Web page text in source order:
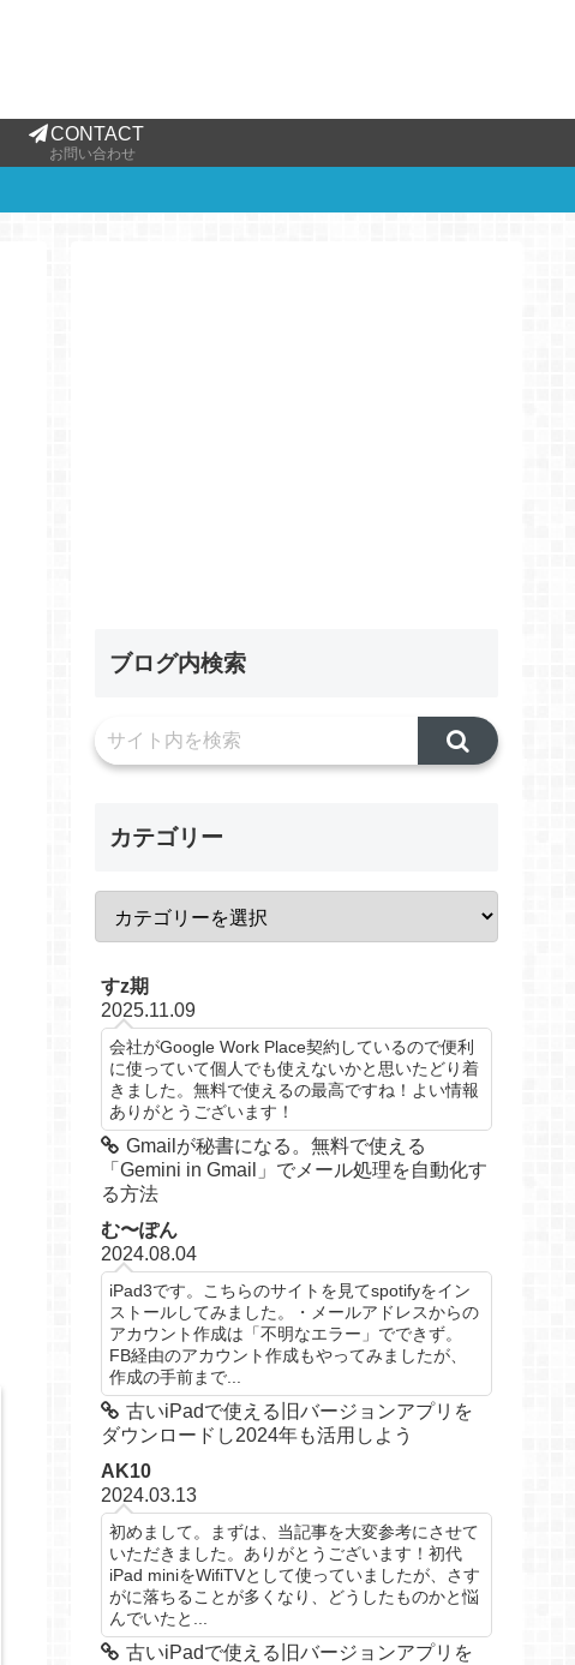
CONTACT
お問い合わせ
ブログ内検索
カテゴリー
すz期
2025.11.09
会社がGoogle Work Place契約しているので便利
に使っていて個人でも使えないかと思いたどり着
きました。無料で使えるの最高ですね！よい情報
ありがとうございます！
Gmailが秘書になる。無料で使える
「Gemini in Gmail」でメール処理を自動化す
る方法
む〜ぽん
2024.08.04
iPad3です。こちらのサイトを見てspotifyをイン
ストールしてみました。・メールアドレスからの
アカウント作成は「不明なエラー」でできず。
FB経由のアカウント作成もやってみましたが、
作成の手前まで...
古いiPadで使える旧バージョンアプリを
ダウンロードし2024年も活用しよう
AK10
2024.03.13
初めまして。まずは、当記事を大変参考にさせて
いただきました。ありがとうございます！初代
iPad miniをWifiTVとして使っていましたが、さす
がに落ちることが多くなり、どうしたものかと悩
んでいたと...
古いiPadで使える旧バージョンアプリを